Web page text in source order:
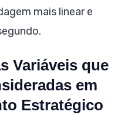
mais linear e
Variáveis que
em
Estratégico